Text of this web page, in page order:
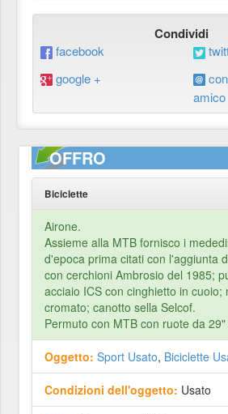
Condividi
facebook
google +
amico
OFFRO
Biciclette
Airone.
Assieme alla MTB fornisco i
d'epoca prima citati con l'aggiunta
con cerchioni Ambrosio del 1985;
acciaio ICS con cinghietto in cuoio;
cromato; canotto sella Selcof.
Permuto con MTB con ruote da
Oggetto: Sport Usato, Biciclette
Condizioni dell'oggetto: Usato